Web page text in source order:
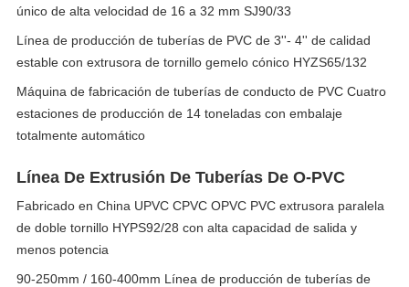
único de alta velocidad de 16 a 32 mm SJ90/33
Línea de producción de tuberías de PVC de 3''- 4'' de calidad
estable con extrusora de tornillo gemelo cónico HYZS65/132
Máquina de fabricación de tuberías de conducto de PVC Cuatro
estaciones de producción de 14 toneladas con embalaje
totalmente automático
Línea De Extrusión De Tuberías De O-PVC
Fabricado en China UPVC CPVC OPVC PVC extrusora paralela
de doble tornillo HYPS92/28 con alta capacidad de salida y
menos potencia
90-250mm / 160-400mm Línea de producción de tuberías de